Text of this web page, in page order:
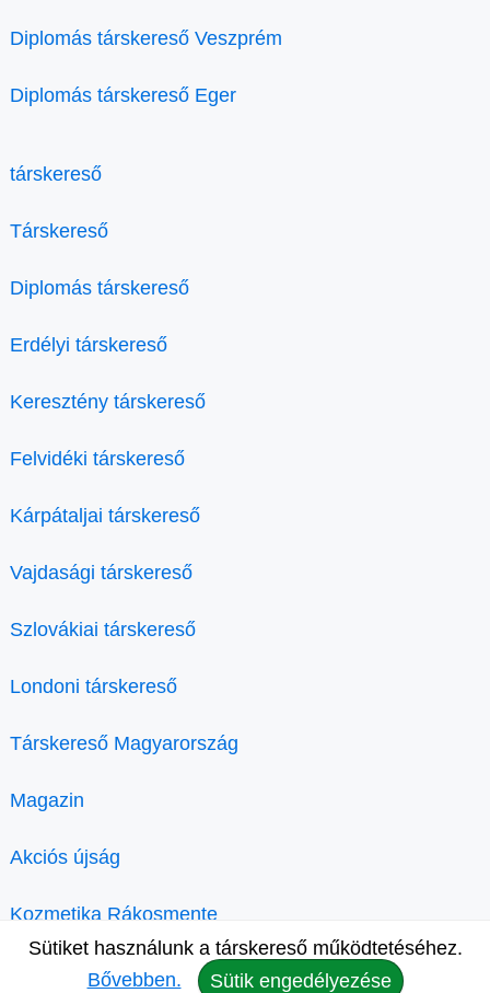
Diplomás társkereső Veszprém
Diplomás társkereső Eger
társkereső
Társkereső
Diplomás társkereső
Erdélyi társkereső
Keresztény társkereső
Felvidéki társkereső
Kárpátaljai társkereső
Vajdasági társkereső
Szlovákiai társkereső
Londoni társkereső
Társkereső Magyarország
Magazin
Akciós újság
Kozmetika Rákosmente
Sütiket használunk a társkereső működtetéséhez.
Bővebben.
Sütik engedélyezése